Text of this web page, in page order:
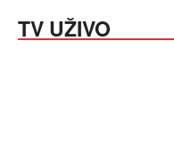
TV UŽIVO